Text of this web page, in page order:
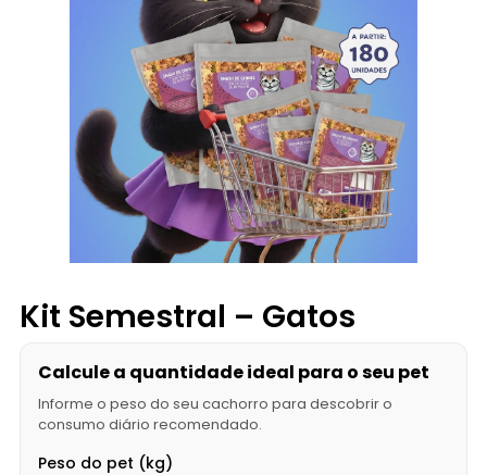
Kit Semestral – Gatos
Calcule a quantidade ideal para o seu pet
Informe o peso do seu cachorro para descobrir o
consumo diário recomendado.
Peso do pet (kg)